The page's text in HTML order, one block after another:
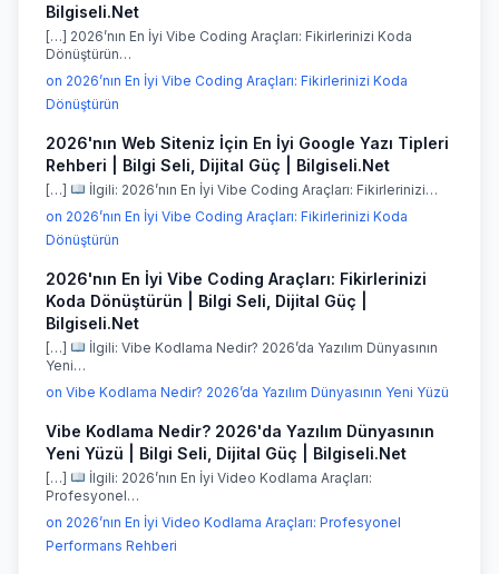
Bilgiseli.Net
[…] 2026’nın En İyi Vibe Coding Araçları: Fikirlerinizi Koda
Dönüştürün…
on 2026’nın En İyi Vibe Coding Araçları: Fikirlerinizi Koda
Dönüştürün
2026'nın Web Siteniz İçin En İyi Google Yazı Tipleri
Rehberi | Bilgi Seli, Dijital Güç | Bilgiseli.Net
[…]
İlgili: 2026’nın En İyi Vibe Coding Araçları: Fikirlerinizi…
on 2026’nın En İyi Vibe Coding Araçları: Fikirlerinizi Koda
Dönüştürün
2026'nın En İyi Vibe Coding Araçları: Fikirlerinizi
Koda Dönüştürün | Bilgi Seli, Dijital Güç |
Bilgiseli.Net
[…]
İlgili: Vibe Kodlama Nedir? 2026’da Yazılım Dünyasının
Yeni…
on Vibe Kodlama Nedir? 2026’da Yazılım Dünyasının Yeni Yüzü
Vibe Kodlama Nedir? 2026'da Yazılım Dünyasının
Yeni Yüzü | Bilgi Seli, Dijital Güç | Bilgiseli.Net
[…]
İlgili: 2026’nın En İyi Video Kodlama Araçları:
Profesyonel…
on 2026’nın En İyi Video Kodlama Araçları: Profesyonel
Performans Rehberi